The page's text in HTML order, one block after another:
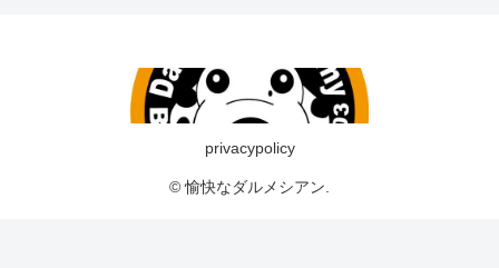
privacypolicy
© 愉快なダルメシアン.